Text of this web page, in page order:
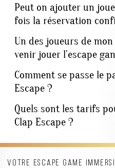
Peut on ajouter un
fois la réservation
Un des joueurs de
venir jouer l'escape
Comment se passe le
Escape ?
Quels sont les tarifs
Clap Escape ?
Votre escape game